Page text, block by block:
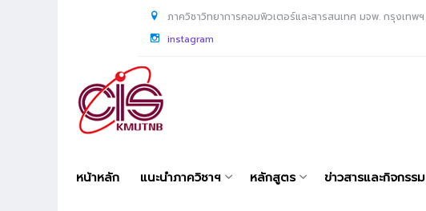
ภาควิชาวิทยาการคอมพิวเตอร์และสารสนเทศ มจพ. กรุงเทพฯ
instagram
หน้าหลัก แนะนำภาควิชาฯ หลักสูตร ข่าวสารและกิจกรรม